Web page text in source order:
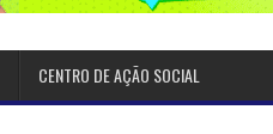
CENTRO DE AÇÃO SOCIAL